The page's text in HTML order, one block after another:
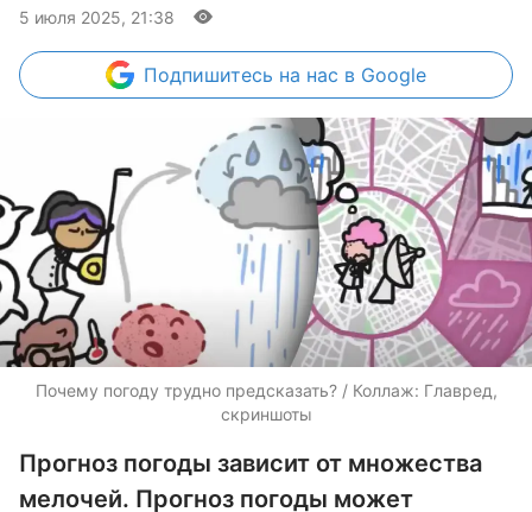
5 июля 2025, 21:38
Подпишитесь на нас в Google
Почему погоду трудно предсказать? / Коллаж: Главред,
скриншоты
Прогноз погоды зависит от множества
мелочей. Прогноз погоды может